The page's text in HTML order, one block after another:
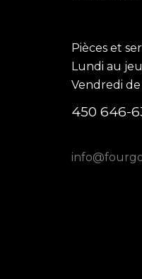
Pièces et
Lundi au
Vendredi de
450 646-